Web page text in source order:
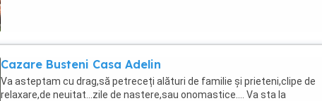
Cazare Busteni Casa Adelin
Va asteptam cu drag,să petreceți alături de familie și prieteni,clipe de
relaxare,de neuitat...zile de nastere,sau onomastice.... Va sta la